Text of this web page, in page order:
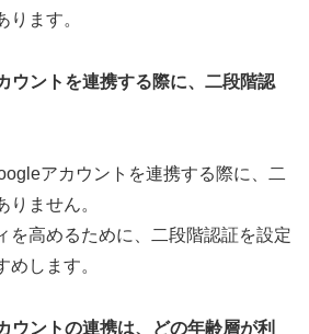
ります。
ウントを連携する際に、二段階認
アカウントを連携する際に、二
りません。
を高めるために、二段階認証を設定
めします。
ウントの連携は、どの年齢層が利